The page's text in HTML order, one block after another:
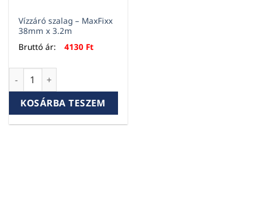
Vízzáró szalag – MaxFixx
38mm x 3.2m
Bruttó ár:
4130 Ft
Vízzáró szalag - MaxFixx 38mm x 3.2m mennyiség
KOSÁRBA TESZEM